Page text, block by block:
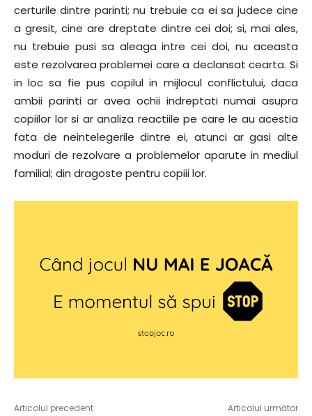
certurile dintre parinti; nu trebuie ca ei sa judece cine
a gresit, cine are dreptate dintre cei doi; si, mai ales,
nu trebuie pusi sa aleaga intre cei doi, nu aceasta
este rezolvarea problemei care a declansat cearta. Si
in loc sa fie pus copilul in mijlocul conflictului, daca
ambii parinti ar avea ochii indreptati numai asupra
copiilor lor si ar analiza reactiile pe care le au acestia
fata de neintelegerile dintre ei, atunci ar gasi alte
moduri de rezolvare a problemelor aparute in mediul
familial; din dragoste pentru copiii lor.
Articolul precedent Articolul următor